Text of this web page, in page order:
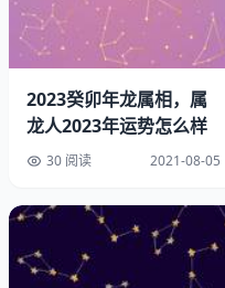
背叛劈腿之类的事情基本
的，也容易让感情出现一
及时沟通，还是能解决问题
二、94年属狗和97年属牛
1、从八字匹配度来看，
的说法，狗和牛是彼此相
婚姻搭配。
2023癸卯年龙属相，属
龙人2023年运势怎么样
30 阅读 2021-08-05